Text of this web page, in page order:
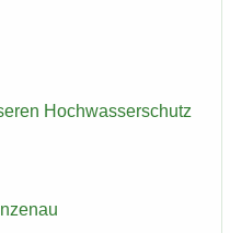
Hoch­was­ser­schutz